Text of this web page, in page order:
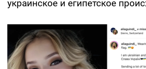
украинское и египетское